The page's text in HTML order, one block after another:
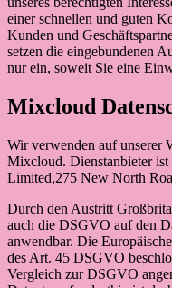
einer schnellen und guten
Kunden und
setzen die eingebundenen
nur ein, soweit Sie eine
Mixcloud
Wir verwenden auf unserer
Mixcloud. Dienstanbieter
Limited,275 New North
Durch den Austritt
auch die DSGVO auf den
anwendbar. Die
des Art. 45 DSGVO
Vergleich zur DSGVO